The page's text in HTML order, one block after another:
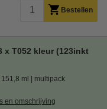
Bestellen
x T052 kleur (123inkt
151,8 ml multipack
en omschrijving